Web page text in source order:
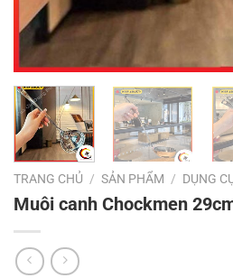
TRANG CHỦ / SẢN PHẨM / DỤNG
Muôi canh Chockmen